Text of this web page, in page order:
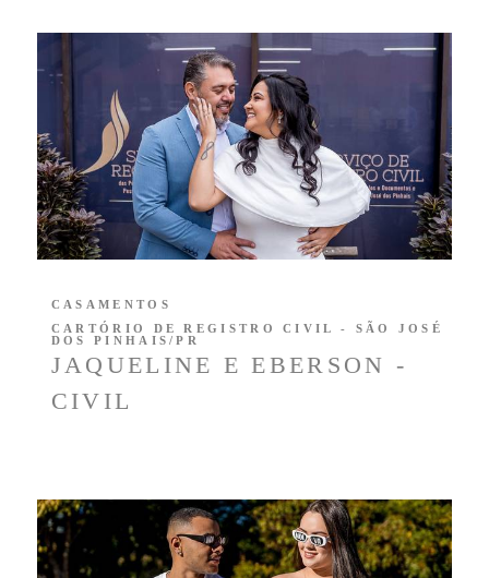
JAQUELINE E EBERSON -
CIVIL
CASAMENTOS
CARTÓRIO DE REGISTRO CIVIL - SÃO JOSÉ
DOS PINHAIS/PR